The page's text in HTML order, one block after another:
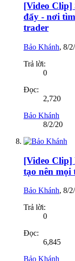
[Video Clip]
đẩy - nơi
trader
Bảo Khánh, 8/
Trả lời:
0
Đọc:
2,720
Bảo Khánh
8/2/20
[Video Clip]
tạo nên mọi
Bảo Khánh, 8/
Trả lời:
0
Đọc:
6,845
Bảo Khánh